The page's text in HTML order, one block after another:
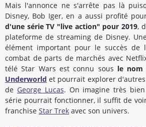
Mais l'annonce ne s'arrête pas là
Disney, Bob Iger, en a aussi profité
d'une série TV "live action" pour 2019,
plateforme de streaming de Disney.
élément important pour le succès de
combat de parts de marchés avec
télé Star Wars est connu sous le
Underworld et pourrait explorer
de George Lucas. On imagine très
série pourrait fonctionner, il suffit de
franchise Star Trek avec son univers.